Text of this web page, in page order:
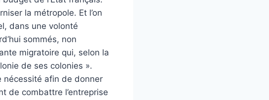
la métropole. Et l’on
dans une volonté
sommés, non
migratoire qui, selon la
de ses colonies ».
nécessité afin de donner
de combattre l’entreprise